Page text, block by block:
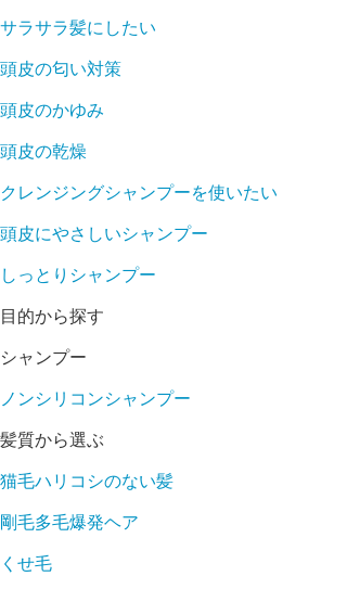
サラサラ髪にしたい
頭皮の匂い対策
頭皮のかゆみ
頭皮の乾燥
クレンジングシャンプーを使いたい
頭皮にやさしいシャンプー
しっとりシャンプー
目的から探す
シャンプー
ノンシリコンシャンプー
髪質から選ぶ
猫毛ハリコシのない髪
剛毛多毛爆発ヘア
くせ毛